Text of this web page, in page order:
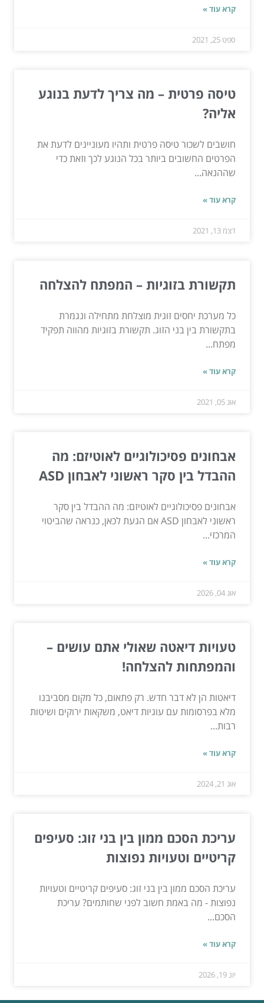
קרא עוד »
ספט 25, 2021
טיסה פרטית – מה צריך לדעת בנוגע
אליה?
חושבים לשכור טיסה פרטית ותהיו מעוניינים לדעת את
הפרטים החשובים ביותר בכל הנוגע לכך וזאת כדי
שההנאה...
קרא עוד »
דצמ 13, 2021
תקשורת בזוגיות – המפתח להצלחה
כל מערכת יחסים זוגית מוצלחת מתחילה ונגמרת
בתקשורת בין בני הזוג. תקשורת בזוגיות מהווה תפקיד
מפתח...
קרא עוד »
אוג 05, 2021
אבחונים פסיכולוגיים לאוטיזם: מה
ההבדל בין סקר ראשוני לאבחון ASD
אבחונים פסיכולוגיים לאוטיזם: מה ההבדל בין סקר
ראשוני לאבחון ASD אם הגעת לכאן, כנראה שהביטוי
המרכזי...
קרא עוד »
אוג 04, 2026
טעויות דיאטה שאולי אתם עושים –
והמפתחות להצלחה!
דיאטות הן לא דבר חדש. רק פתאום, כל מקום מסביבנו
מלא בפרסומות עם עוגיות דיאט, משקאות ירוקים ושיטות
רבות...
קרא עוד »
אוג 21, 2024
עריכת הסכם ממון בין בני זוג: סעיפים
קריטיים וטעויות נפוצות
עריכת הסכם ממון בין בני זוג: סעיפים קריטיים וטעויות
נפוצות - מה באמת חשוב לפני שחותמים? עריכת
הסכם...
קרא עוד »
יונ 19, 2026